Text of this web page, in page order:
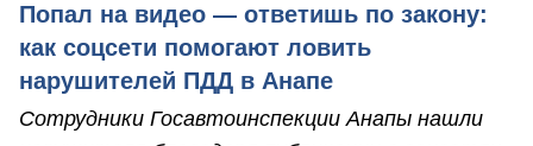
Попал на видео — ответишь по закону:
как соцсети помогают ловить
нарушителей ПДД в Анапе
Сотрудники Госавтоинспекции Анапы нашли